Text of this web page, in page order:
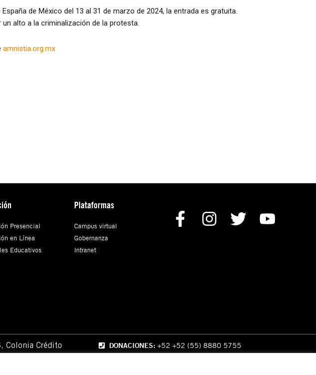
de México del 13 al 31 de marzo de 2024, la entrada es gratuita.
alto a la criminalización de la protesta.
amnistia.org.mx
Presencial
en Línea
Educativos
Plataformas
Campus virtual
Gobernanza
Intranet
Colonia Crédito
DONACIONES: +52 +52 (55) 8880 5755